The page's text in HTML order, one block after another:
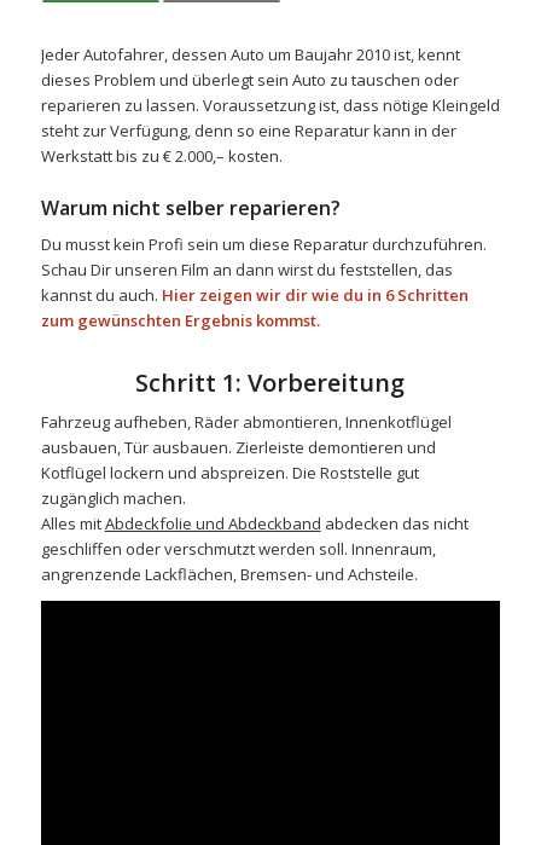
Jeder Autofahrer, dessen Auto um Baujahr 2010 ist, kennt
dieses Problem und überlegt sein Auto zu tauschen oder
reparieren zu lassen. Voraussetzung ist, dass nötige Kleingeld
steht zur Verfügung, denn so eine Reparatur kann in der
Werkstatt bis zu € 2.000,– kosten.
Warum nicht selber reparieren?
Du musst kein Profi sein um diese Reparatur durchzuführen.
Schau Dir unseren Film an dann wirst du feststellen, das
kannst du auch. Hier zeigen wir dir wie du in 6 Schritten
zum gewünschten Ergebnis kommst.
Schritt 1: Vorbereitung
Fahrzeug aufheben, Räder abmontieren, Innenkotflügel
ausbauen, Tür ausbauen. Zierleiste demontieren und
Kotflügel lockern und abspreizen. Die Roststelle gut
zugänglich machen.
Alles mitAbdeckfolie und Abdeckband abdecken das nicht
geschliffen oder verschmutzt werden soll. Innenraum,
angrenzende Lackflächen, Bremsen- und Achsteile.